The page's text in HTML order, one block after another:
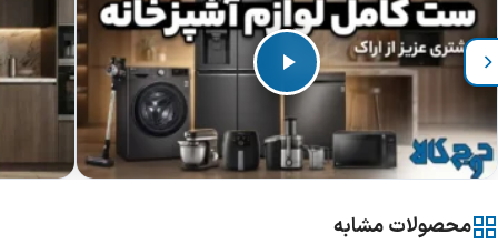
محصولات مشابه